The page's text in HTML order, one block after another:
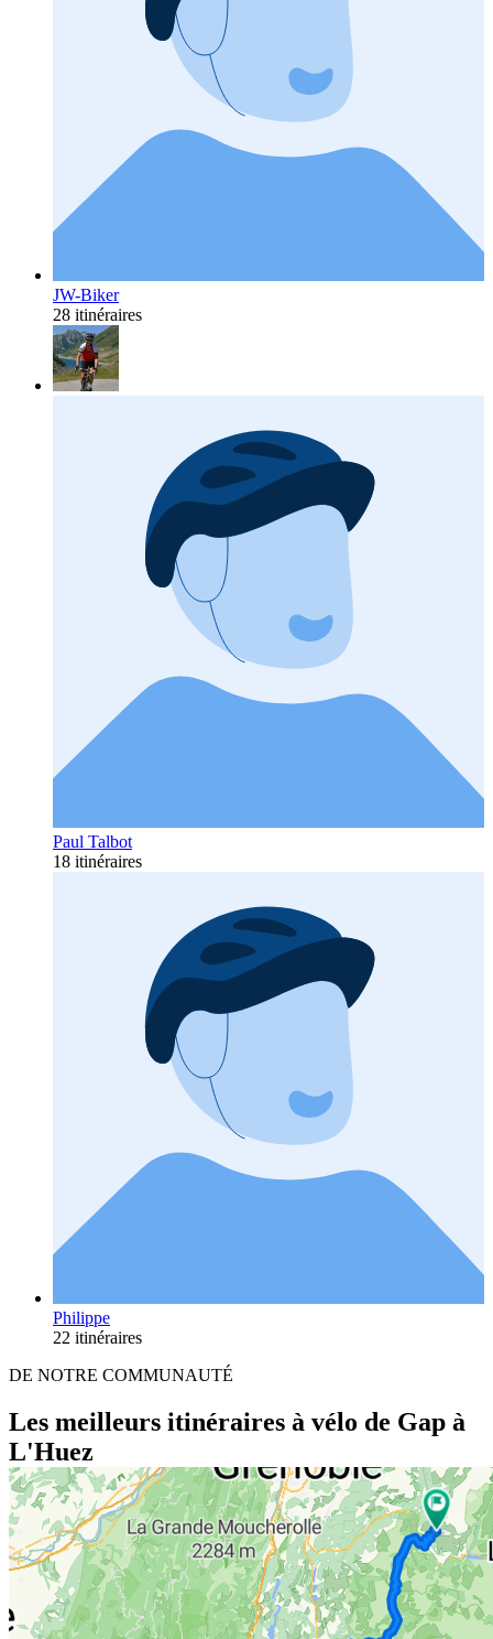
JW-Biker
28 itinéraires
Paul Talbot
18 itinéraires
Philippe
22 itinéraires
DE NOTRE COMMUNAUTÉ
Les meilleurs itinéraires à vélo de Gap à
L'Huez